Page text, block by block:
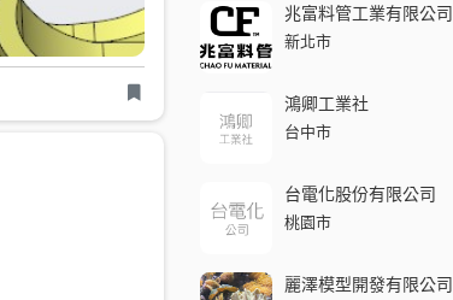
兆富料管工業有限公司
新北市
鴻卿工業社
台中市
台電化股份有限公司
桃園市
麗澤模型開發有限公司